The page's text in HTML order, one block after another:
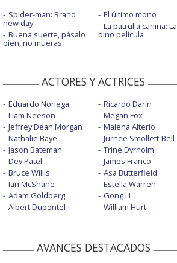
Spider-man: Brand
new day
Buena suerte, pásalo
bien, no mueras
El último mono
La patrulla canina: La
dino película
ACTORES Y ACTRICES
Eduardo Noriega
Liam Neeson
Jeffrey Dean Morgan
Nathalie Baye
Jason Bateman
Dev Patel
Bruce Willis
Ian McShane
Adam Goldberg
Albert Dupontel
Ricardo Darín
Megan Fox
Malena Alterio
Jurnee Smollett-Bell
Trine Dyrholm
James Franco
Asa Butterfield
Estella Warren
Gong Li
William Hurt
AVANCES DESTACADOS